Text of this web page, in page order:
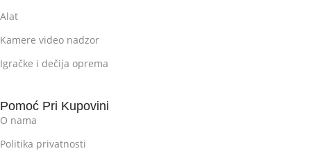
Alat
Kamere video nadzor
Igračke i dečija oprema
Pomoć Pri Kupovini
O nama
Politika privatnosti